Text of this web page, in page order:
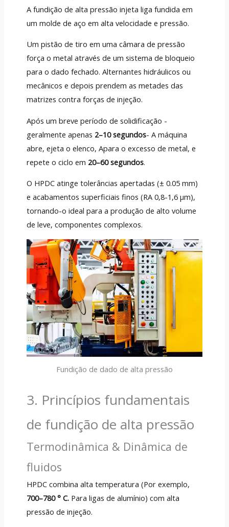
A fundição de alta pressão injeta liga fundida em
um molde de aço em alta velocidade e pressão.
Um pistão de tiro em uma câmara de pressão
força o metal através de um sistema de bloqueio
para o dado fechado. Alternantes hidráulicos ou
mecânicos e depois prendem as metades das
matrizes contra forças de injeção.
Após um breve período de solidificação -
geralmente apenas 2–10 segundos- A máquina
abre, ejeta o elenco, Apara o excesso de metal, e
repete o ciclo em 20–60 segundos.
O HPDC atinge tolerâncias apertadas (± 0.05 mm)
e acabamentos superficiais finos (RA 0,8-1,6 µm),
tornando-o ideal para a produção de alto volume
de leve, componentes complexos.
Fundição de dado de alta pressão
3. Princípios fundamentais
de fundição de alta pressão
Termodinâmica & Dinâmica de
fluidos
HPDC combina alta temperatura (Por exemplo,
700–780 ° C.Para ligas de alumínio) com alta
pressão de injeção.